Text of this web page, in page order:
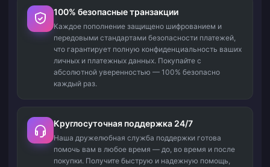
100% безопасные транзакции
Каждое пополнение защищено шифрованием и
передовыми стандартами безопасности платежей,
что гарантирует полную конфиденциальность ваших
личных и платежных данных. Покупайте с
абсолютной уверенностью — 100% безопасно
каждый раз.
Круглосуточная поддержка 24/7
Наша дружелюбная служба поддержки готова
помочь вам в любое время — до, во время и после
покупки. Получите быструю и надежную помощь,